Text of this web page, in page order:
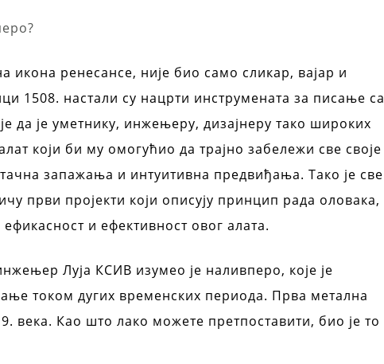
икона ренесансе, није био само сликар, вајар и
1508. настали су нацрти инструмената за писање са
да је уметнику, инжењеру, дизајнеру тако широких
који би му омогућио да трајно забележи све своје
запажања и интуитивна предвиђања. Тако је све
први пројекти који описују принцип рада оловака,
и ефективност овог алата.
Луја КСИВ изумео је наливперо, које је
током дугих временских периода. Прва метална
века. Као што лако можете претпоставити, био је то